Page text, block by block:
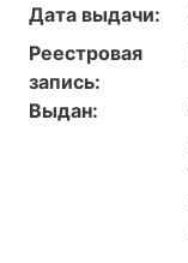
Дата выдачи:
Реестровая
запись:
Выдан: